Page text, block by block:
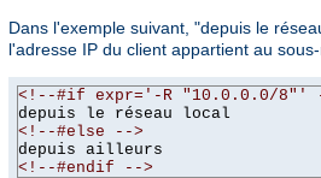
Dans l'exemple suivant, "depuis le
l'adresse IP du client appartient au
<!--#if expr='-R "10.0.0.0/8"'
depuis le réseau local
<!--#else -->
depuis ailleurs
<!--#endif -->